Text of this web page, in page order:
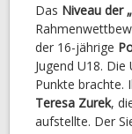
Das Niveau der
der 16-jährige
Jugend U18.
Punkte brachte.
Teresa Zurek,
aufstellte. Der